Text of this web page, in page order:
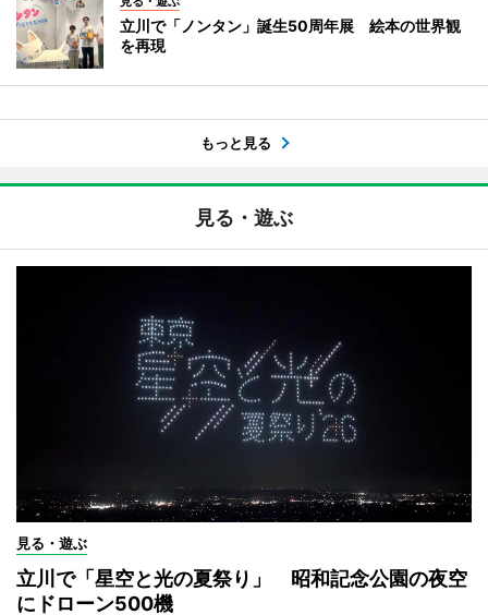
立川で「ノンタン」誕生50周年展 絵本の世界観
を再現
もっと見る
見る・遊ぶ
見る・遊ぶ
立川で「星空と光の夏祭り」 昭和記念公園の夜空
にドローン500機